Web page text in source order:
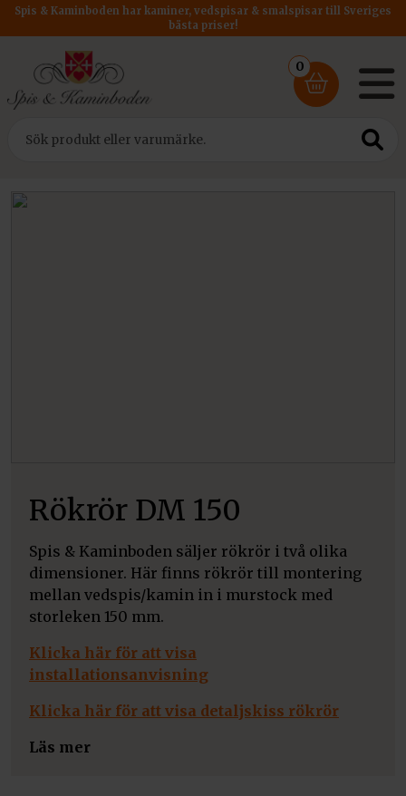
Spis & Kaminboden har kaminer, vedspisar & smalspisar till Sveriges
bästa priser!
0
Rökrör DM 150
Spis & Kaminboden säljer rökrör i två olika
dimensioner. Här finns rökrör till montering
mellan vedspis/kamin in i murstock med
storleken 150 mm.
Klicka här för att visa
installationsanvisning
Klicka här för att visa detaljskiss rökrör
Läs mer